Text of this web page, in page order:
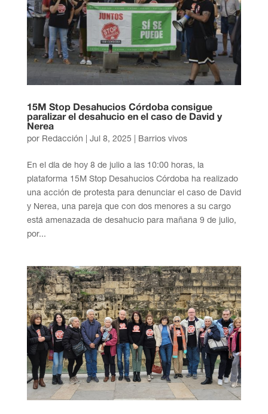
15M Stop Desahucios Córdoba consigue
paralizar el desahucio en el caso de David y
Nerea
por Redacción Jul 8, 2025 Barrios vivos
En el día de hoy 8 de julio a las 10:00 horas, la
plataforma 15M Stop Desahucios Córdoba ha realizado
una acción de protesta para denunciar el caso de David
y Nerea, una pareja que con dos menores a su cargo
está amenazada de desahucio para mañana 9 de julio,
por...